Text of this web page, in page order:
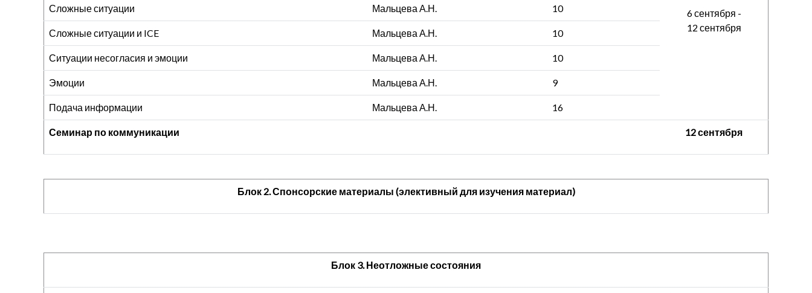
6 сентября -
12 сентября
Сложные ситуации Мальцева А.Н. 10
Сложные ситуации и ICE Мальцева А.Н. 10
Ситуации несогласия и эмоции Мальцева А.Н. 10
Эмоции Мальцева А.Н. 9
Подача информации Мальцева А.Н. 16
Семинар по коммуникации 12 сентября
Блок 2. Спонсорские материалы (элективный для изучения материал)
Блок 3. Неотложные состояния